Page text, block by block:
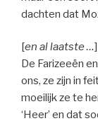
dachten dat
[en al laatste …]
De Farizeeën
ons, ze zijn in
moeilijk ze te
‘Heer’ en dat